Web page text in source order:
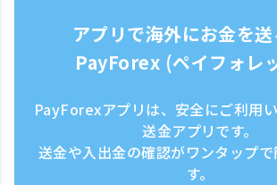
アプリで海外にお金を
PayForex (ペイフォレ
PayForexアプリは、安全にご利用
送金アプリです。
送金や入出金の確認がワンタップ
す。